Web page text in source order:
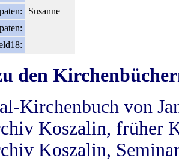
Susanne
den
Kirchenbuch von
Koszalin, früher
Koszalin,